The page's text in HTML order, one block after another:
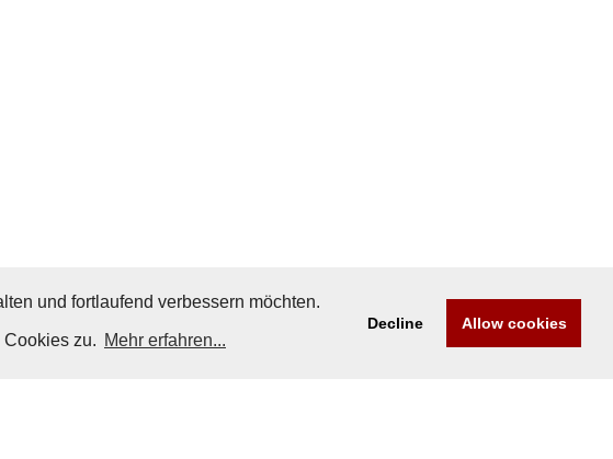
und fortlaufend verbessern möchten.
zu. Mehr erfahren...
Decline Allow cookies